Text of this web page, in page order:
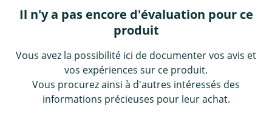
Il n'y a pas encore d'évaluation pour ce
produit
Vous avez la possibilité ici de documenter vos avis et
vos expériences sur ce produit.
Vous procurez ainsi à d'autres intéressés des
informations précieuses pour leur achat.